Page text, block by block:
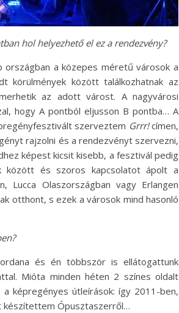
hol helyezhető el ez a rendezvény?
a közepes méretű városok a
körülmények között találkozhatnak az
az adott várost. A nagyvárosi
hogy A pontból eljusson B pontba… A
szerveztem Grrr!címen,
rajzolni és a rendezvényt szervezni,
képest kicsit kisebb, a fesztivál pedig
között és szoros kapcsolatot ápolt a
Lucca Olaszországban vagy Erlangen
otthont, s ezek a városok mind hasonló
és én többször is ellátogattunk
Mióta minden héten 2 színes oldalt
képregényes útleírások: így 2011-ben,
készítettem Ópusztaszerről…